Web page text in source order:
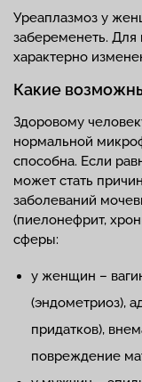
Уреаплазмоз у
забеременеть.
характерно
Какие
Здоровому
нормальной
способна. Если
может стать
заболеваний
(пиелонефрит,
сферы:
у женщин –
(эндометриоз),
придатков),
повреждение